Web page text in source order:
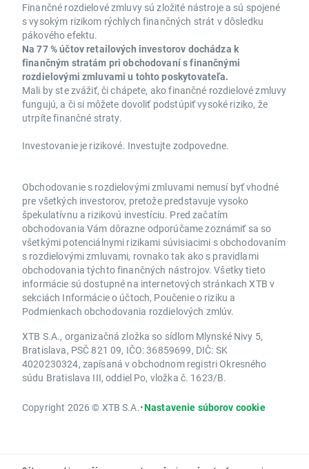
Finančné rozdielové zmluvy sú zložité nástroje a sú spojené
s vysokým rizikom rýchlych finančných strát v dôsledku
pákového efektu.
Na 77 % účtov retailových investorov dochádza k
finančným stratám pri obchodovaní s finančnými
rozdielovými zmluvami u tohto poskytovateľa.
Mali by ste zvážiť, či chápete, ako finančné rozdielové zmluvy
fungujú, a či si môžete dovoliť podstúpiť vysoké riziko, že
utrpíte finančné straty.
Investovanie je rizikové. Investujte zodpovedne.
Obchodovanie s rozdielovými zmluvami nemusí byť vhodné
pre všetkých investorov, pretože predstavuje vysoko
špekulatívnu a rizikovú investíciu. Pred začatím
obchodovania Vám dôrazne odporúčame zoznámiť sa so
všetkými potenciálnymi rizikami súvisiacimi s obchodovaním
s rozdielovými zmluvami, rovnako tak ako s pravidlami
obchodovania týchto finančných nástrojov. Všetky tieto
informácie sú dostupné na internetových stránkach XTB v
sekciách Informácie o účtoch, Poučenie o riziku a
Podmienkach obchodovania rozdielových zmlúv.
XTB S.A., organizačná zložka so sídlom Mlynské Nivy 5,
Bratislava, PSČ 821 09, IČO: 36859699, DIČ: SK
4020230324, zapísaná v obchodnom registri Okresného
súdu Bratislava III, oddiel Po, vložka č. 1623/B.
Copyright 2026 © XTB S.A.•Nastavenie súborov cookie